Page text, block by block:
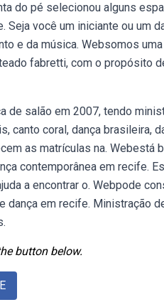
do pé selecionou alguns
você um iniciante ou um
e da música. Websomos
fabretti, com o propósito
de salão em 2007, tendo
canto coral, dança brasileira,
as matrículas na. Webestá
contemporânea em recife.
a encontrar o. Webpode
em recife. Ministração
button below.